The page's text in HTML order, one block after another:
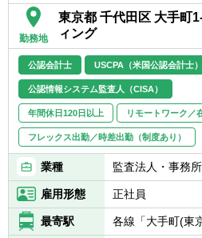
勤務地
東京都 千代田区 大手町
ィング
公認会計士 USCPA（米国公認会計士）
公認情報システム監査人（CISA）
年間休日120日以上 リモートワーク／
フレックス出勤／時差出勤（制度あり）
業種 監査法人・事務所
雇用形態 正社員
最寄駅 各線「大手町(東